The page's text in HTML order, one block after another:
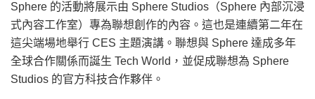
Sphere 的活動將展示由 Sphere Studios（Sphere 內部沉浸
式內容工作室）專為聯想創作的內容。這也是連續第二年在
這尖端場地舉行 CES 主題演講。聯想與 Sphere 達成多年
全球合作關係而誕生 Tech World，並促成聯想為 Sphere
Studios 的官方科技合作夥伴。